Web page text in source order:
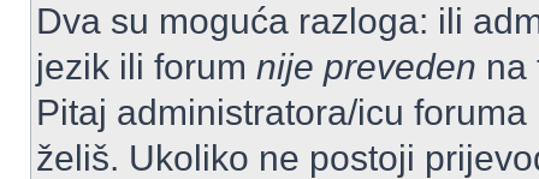
Dva su moguća razloga: ili
jezik ili forum nije preveden na
Pitaj administratora/icu
želiš. Ukoliko ne postoji